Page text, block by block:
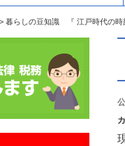
> 暮らしの豆知識 『 江戸時代の時